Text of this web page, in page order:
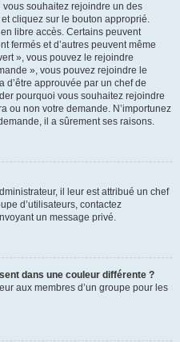
vous souhaitez rejoindre un des
cliquez sur le bouton approprié.
libre accès. Certains peuvent
fermés et d’autres peuvent même
», vous pouvez le rejoindre
», vous pouvez rejoindre le
d’être approuvée par un chef de
pourquoi vous souhaitez rejoindre
ou non votre demande. N’importunez
il a sûrement ses raisons.
il leur est attribué un chef
d’utilisateurs, contactez
un message privé.
dans une couleur différente ?
aux membres d’un groupe pour les